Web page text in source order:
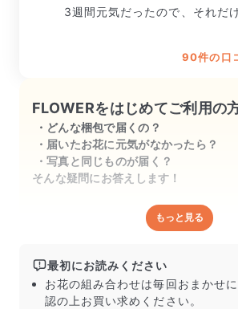
3週間元気だったので、それだ
最高⭐︎⭐︎⭐︎⭐︎⭐︎
もう一度購入しようか悩み中です
90件の口
FLOWERをはじめてご利用の
どんな梱包で届くの？
届いたお花に元気がなかったら？
写真と同じものが届く？
そんな疑問にお答えします！
どんな梱包で届くの？
し、専用ボックスに丁寧に梱包してお届
きゅっとまとめられて一見窮屈そうに
中の衝撃による折れや擦れを軽減する
もっと見る
最初にお読みください
お花の組み合わせは毎回おまかせ
認の上お買い求めください。